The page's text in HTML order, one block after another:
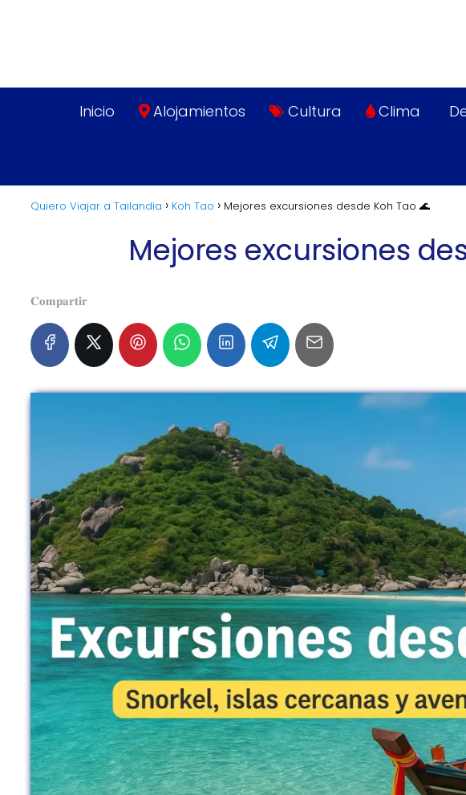
Inicio Alojamientos Cultura Clima
Quiero Viajar a Tailandia Koh Tao Mejores excursiones desde Koh Tao 🌊
Mejores excursiones
𝐂𝐨𝐦𝐩𝐚𝐫𝐭𝐢𝐫